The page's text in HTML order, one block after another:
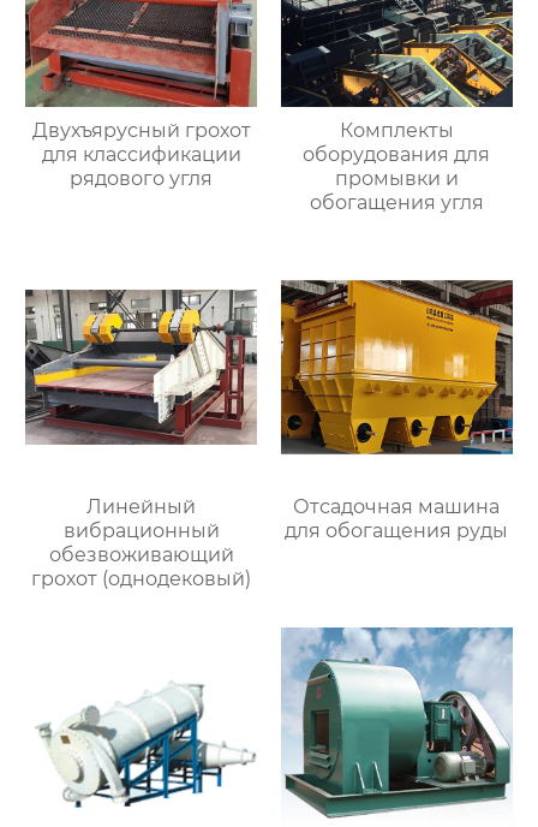
Двухъярусный грохот
для классификации
рядового угля
Комплекты
оборудования для
промывки и
обогащения угля
Линейный
вибрационный
обезвоживающий
грохот (однодековый)
Отсадочная машина
для обогащения руды